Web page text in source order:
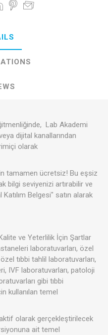
Lab Akademi
dijital kanallarından
olarak
tamamen ücretsiz! Bu eşsiz
bilgi seviyenizi artırabilir ve
Belgesi" satın alarak
ve Yeterlilik İçin Şartlar
laboratuvarları, özel
tıbbi tahlil laboratuvarları,
IVF laboratuvarları, patoloji
gibi tıbbi
kullanılan temel
olarak gerçekleştirilecek
ait temel